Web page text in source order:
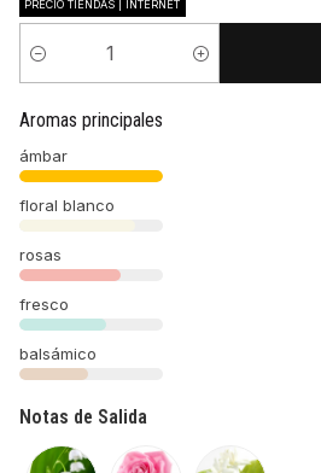
PRECIO TIENDAS | INTERNET
Cantidad
Aromas principales
ámbar
floral blanco
rosas
fresco
balsámico
Notas de Salida